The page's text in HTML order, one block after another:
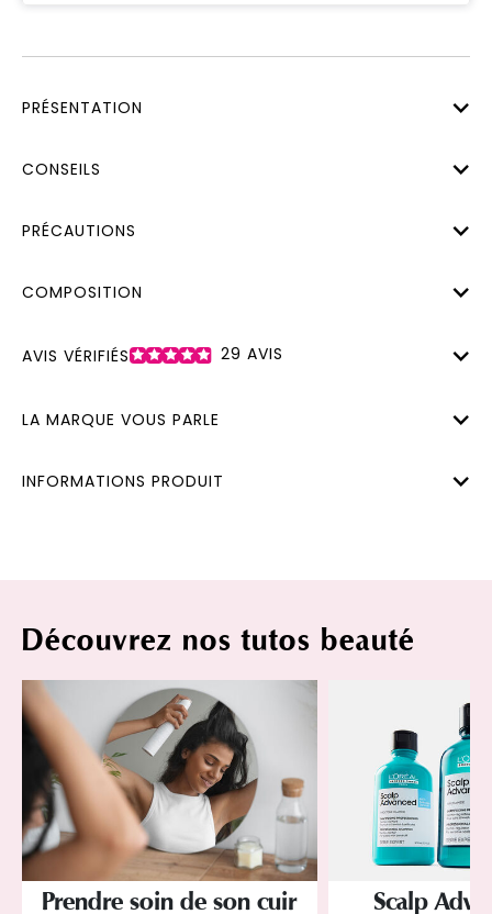
PRÉSENTATION
CONSEILS
PRÉCAUTIONS
COMPOSITION
AVIS VÉRIFIÉS 29 AVIS
LA MARQUE VOUS PARLE
INFORMATIONS PRODUIT
Découvrez nos tutos beauté
Prendre soin de son cuir Scalp